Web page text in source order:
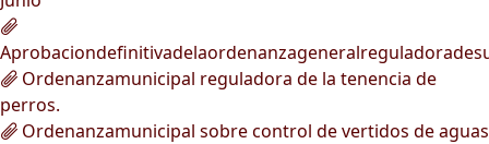
Ordenanzamunicipal reguladora de la tenencia de
perros.
Ordenanzamunicipal sobre control de vertidos de aguas